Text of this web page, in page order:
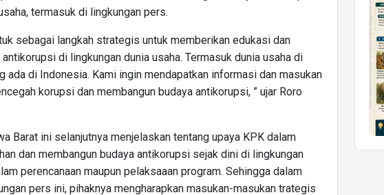
termasuk di lingkungan pers.
sebagai langkah strategis untuk memberikan edukasi dan
di lingkungan dunia usaha. Termasuk dunia usaha di
ada di Indonesia. Kami ingin mendapatkan informasi dan masukan
korupsi dan membangun budaya antikorupsi, ” ujar Roro
Barat ini selanjutnya menjelaskan tentang upaya KPK dalam
dan membangun budaya antikorupsi sejak dini di lingkungan
perencanaan maupun pelaksaaan program. Sehingga dalam
pers ini, pihaknya mengharapkan masukan-masukan trategis